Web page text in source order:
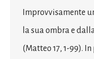
Improvvisamente
la sua ombra e
(Matteo 17, 1-99).